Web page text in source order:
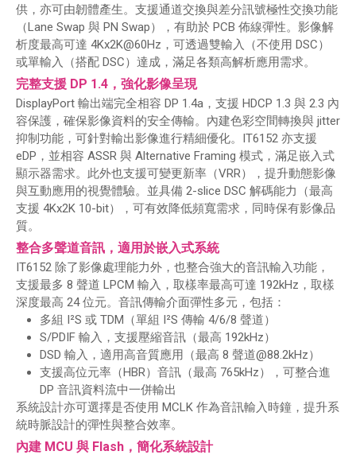
供，亦可由韌體產生。支援通道交換與差分訊號極性交換功能
（Lane Swap 與 PN Swap），有助於 PCB 佈線彈性。影像解
析度最高可達 4Kx2K@60Hz，可透過雙輸入（不使用 DSC）
或單輸入（搭配 DSC）達成，滿足各類高解析應用需求。
完整支援 DP 1.4，強化影像呈現
DisplayPort 輸出端完全相容 DP 1.4a，支援 HDCP 1.3 與 2.3 內
容保護，確保影像資料的安全傳輸。內建色彩空間轉換與 jitter
抑制功能，可針對輸出影像進行精細優化。IT6152 亦支援
eDP，並相容 ASSR 與 Alternative Framing 模式，滿足嵌入式
顯示器需求。此外也支援可變更新率（VRR），提升動態影像
與互動應用的視覺體驗。並具備 2-slice DSC 解碼能力（最高
支援 4Kx2K 10-bit），可有效降低頻寬需求，同時保有影像品
質。
整合多聲道音訊，適用於嵌入式系統
IT6152 除了影像處理能力外，也整合強大的音訊輸入功能，
支援最多 8 聲道 LPCM 輸入，取樣率最高可達 192kHz，取樣
深度最高 24 位元。音訊傳輸介面彈性多元，包括：
多組 I²S 或 TDM（單組 I²S 傳輸 4/6/8 聲道）
S/PDIF 輸入，支援壓縮音訊（最高 192kHz）
DSD 輸入，適用高音質應用（最高 8 聲道@88.2kHz）
支援高位元率（HBR）音訊（最高 765kHz），可整合進
DP 音訊資料流中一併輸出
系統設計亦可選擇是否使用 MCLK 作為音訊輸入時鐘，提升系
統時脈設計的彈性與整合效率。
內建 MCU 與 Flash，簡化系統設計